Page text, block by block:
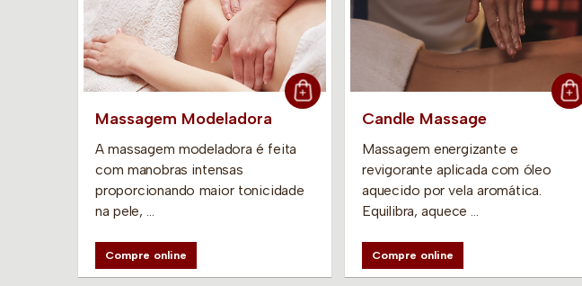
Massagem Modeladora
A massagem modeladora é feita
com manobras intensas
proporcionando maior tonicidade
na pele, …
Compre online
Candle Massage
Massagem energizante e
revigorante aplicada com óleo
aquecido por vela aromática.
Equilibra, aquece …
Compre online